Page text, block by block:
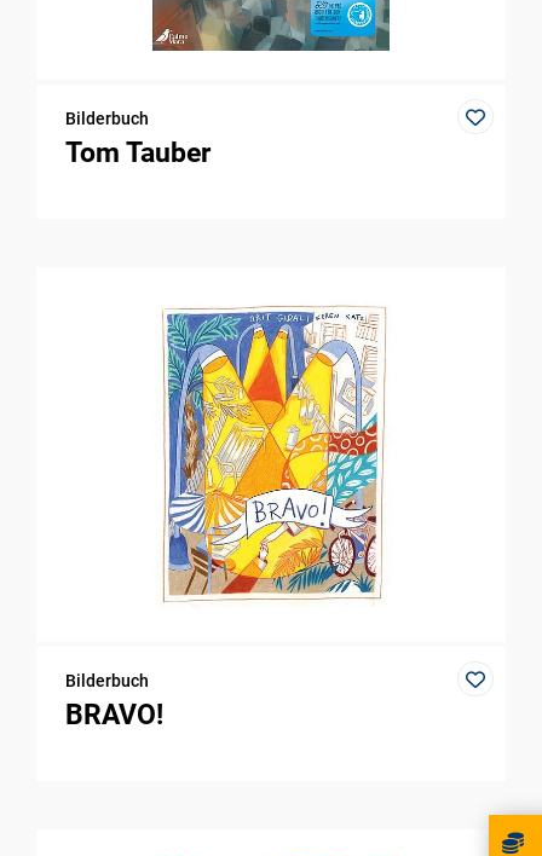
Bilderbuch
Tom Tauber
Bilderbuch
BRAVO!